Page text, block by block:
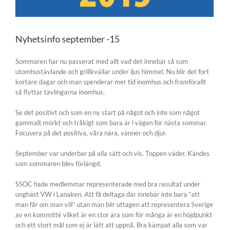
Nyhetsinfo september -15
Sommaren har nu passerat med allt vad det innebär så som
utomhustävlande och grillkvällar under ljus himmel. Nu blir det fort
kortare dagar och man spenderar mer tid inomhus och framförallt
så flyttar tävlingarna inomhus.
Se det positivt och som en ny start på något och inte som något
gammalt mörkt och tråkigt som bara är i vägen för nästa sommar.
Focusera på det positiva, våra nära, vänner och djur.
September var underbar på alla sätt och vis. Toppen väder. Kändes
som sommaren blev förlängd.
SSOC hade medlemmar representerade med bra resultat under
unghäst VW i Lanaken. Att få deltaga där innebär inte bara ”att
man får om man vill” utan man blir uttagen att representera Sverige
av en kommitté vilket är en stor ära som för många är en höjdpunkt
och ett stort mål som ej är lätt att uppnå. Bra kämpat alla som var